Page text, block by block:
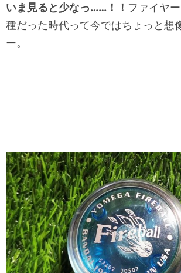
いま見ると少なっ……！！ ファイヤ
種だった時代って今ではちょっと想
ー。